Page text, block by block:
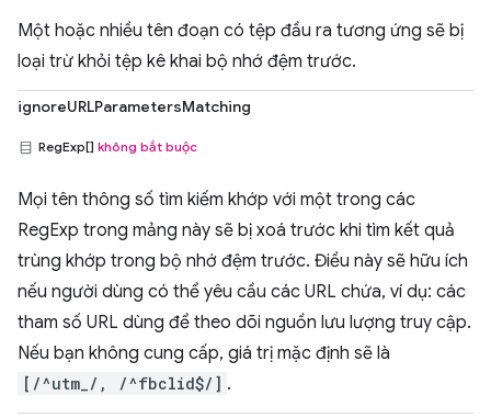
Một hoặc nhiều tên đoạn có tệp đầu ra tương ứng sẽ bị
loại trừ khỏi tệp kê khai bộ nhớ đệm trước.
ignoreURLParametersMatching
RegExp[] không bắt buộc
Mọi tên thông số tìm kiếm khớp với một trong các
RegExp trong mảng này sẽ bị xoá trước khi tìm kết quả
trùng khớp trong bộ nhớ đệm trước. Điều này sẽ hữu ích
nếu người dùng có thể yêu cầu các URL chứa, ví dụ: các
tham số URL dùng để theo dõi nguồn lưu lượng truy cập.
Nếu bạn không cung cấp, giá trị mặc định sẽ là
[/^utm_/, /^fbclid$/] .